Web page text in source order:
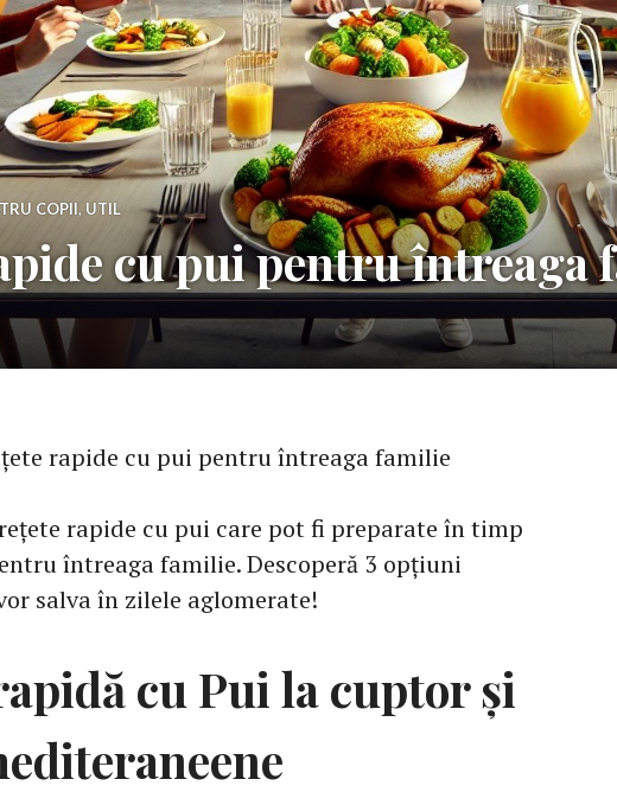
COPII, UTIL
cu pui pentru întreaga
rapide cu pui pentru întreaga familie
rapide cu pui care pot fi preparate în timp
întreaga familie. Descoperă 3 opțiuni
salva în zilele aglomerate!
cu Pui la cuptor și